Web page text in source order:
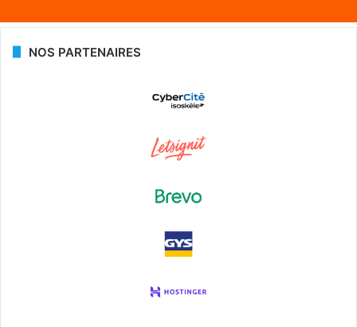
NOS PARTENAIRES